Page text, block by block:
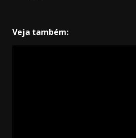
Veja também: